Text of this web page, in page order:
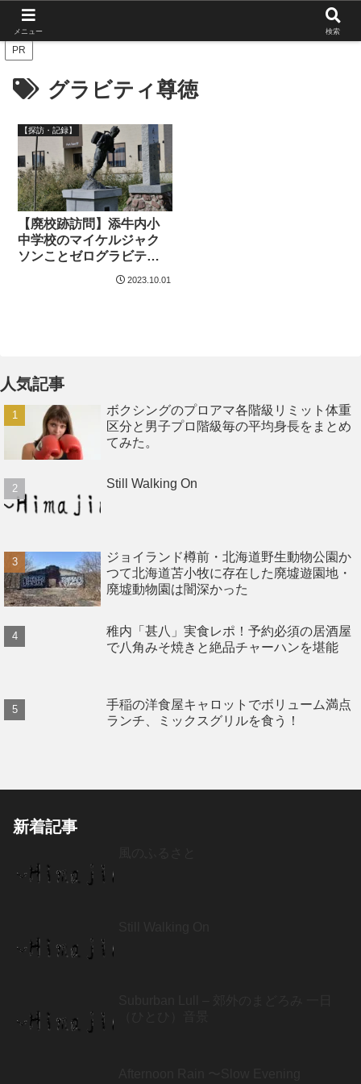
PR
グラビティ尊徳
【探訪・記録】
【廃校跡訪問】添牛内小
中学校のマイケルジャク
ソンことゼログラビティ
二宮尊徳を見つけた。
2023.10.01
人気記事
ボクシングのプロアマ各階級リミット体重
区分と男子プロ階級毎の平均身長をまとめ
てみた。
Still Walking On
ジョイランド樽前・北海道野生動物公園か
つて北海道苫小牧に存在した廃墟遊園地・
廃墟動物園は闇深かった
稚内「甚八」実食レポ！予約必須の居酒屋
で八角みそ焼きと絶品チャーハンを堪能
手稲の洋食屋キャロットでボリューム満点
ランチ、ミックスグリルを食う！
新着記事
メニュー 検索